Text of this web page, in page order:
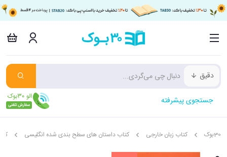
دقیق
جستجوی پیشرفته
30بوک کتاب زبان خارجی کتاب داستان های سطح بندی شده انگلیسی